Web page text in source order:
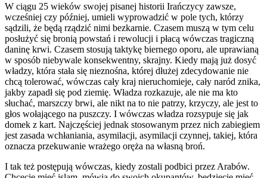
W ciągu 25 wieków swojej pisanej historii Irańczycy zawsze,
wcześniej czy później, umieli wyprowadzić w pole tych, którzy
sądzili, że będą rządzić nimi bezkarnie. Czasem muszą w tym celu
posłużyć się bronią powstań i rewolucji i płacą wówczas tragiczną
daninę krwi. Czasem stosują taktykę biernego oporu, ale uprawianą
w sposób niebywale konsekwentny, skrajny. Kiedy mają już dosyć
władzy, która stała się nieznośna, której dłużej zdecydowanie nie
chcą tolerować, wówczas cały kraj nieruchomieje, cały naród znika,
jakby zapadł się pod ziemię. Władza rozkazuje, ale nie ma kto
słuchać, marszczy brwi, ale nikt na to nie patrzy, krzyczy, ale jest to
głos wołającego na puszczy. I wówczas władza rozsypuje się jak
domek z kart. Najczęściej jednak stosowanym przez nich zabiegiem
jest zasada wchłaniania, asymilacji, asymilacji czynnej, takiej, która
oznacza przekuwanie wrażego oręża na własną broń.
I tak też postępują wówczas, kiedy zostali podbici przez Arabów.